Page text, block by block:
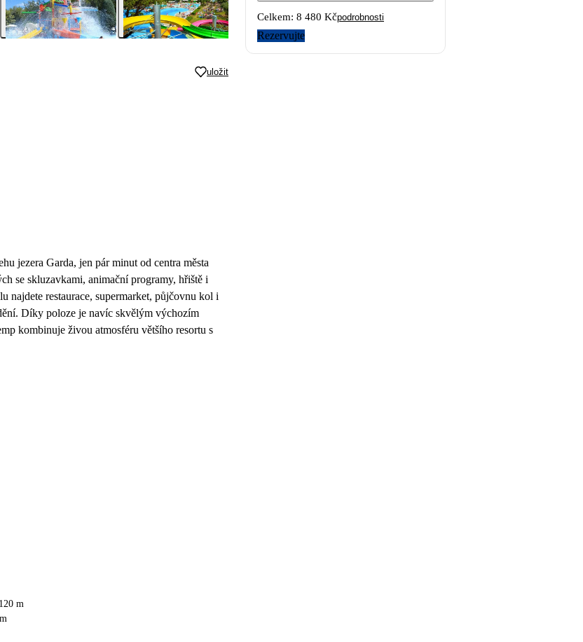
uložit
jezera Garda, jen pár minut od centra města
se skluzavkami, animační programy, hřiště i
najdete restaurace, supermarket, půjčovnu kol i
Díky poloze je navíc skvělým výchozím
kombinuje živou atmosféru většího resortu s
m
Celkem: 8 480 Kčpodrobnosti
Rezervujte